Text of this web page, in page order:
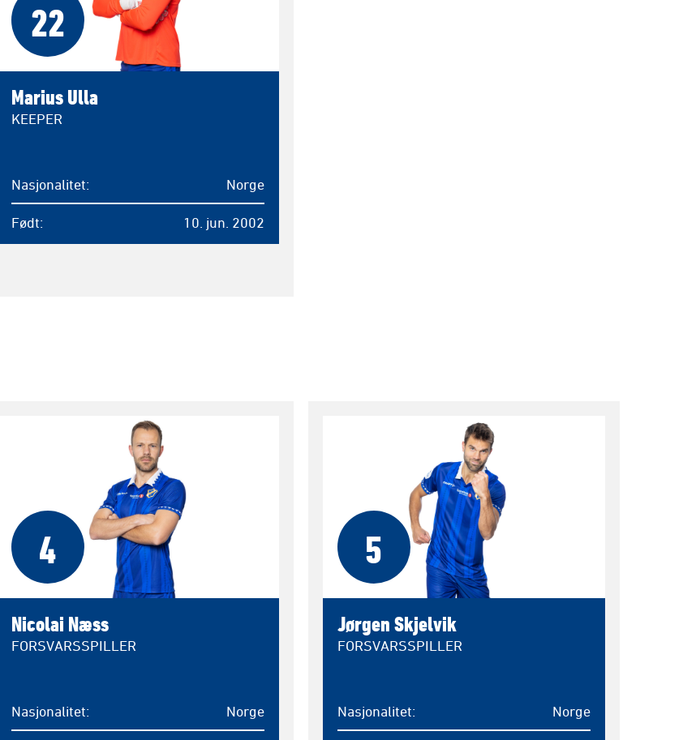
22
Marius Ulla
KEEPER
Nasjonalitet Norge
Født 10. jun. 2002
4
Nicolai Næss
FORSVARSSPILLER
Nasjonalitet Norge
5
Jørgen Skjelvik
FORSVARSSPILLER
Nasjonalitet Norge